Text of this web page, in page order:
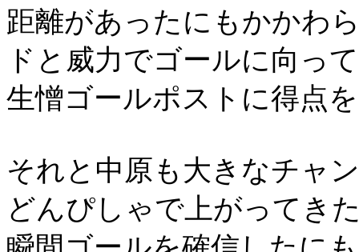
距離があったにもかかわ
ドと威力でゴールに向っ
生憎ゴールポストに得点
それと中原も大きなチャ
どんぴしゃで上がってき